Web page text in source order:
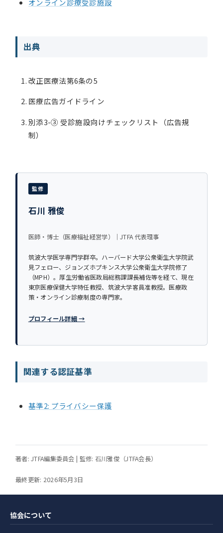
オンライン診療受診施設
出典
改正医療法第6条の5
医療広告ガイドライン
別添3-③ 受診施設向けチェックリスト（広告規
制）
監修
石川 雅俊
医師・博士（医療福祉経営学）｜JTFA 代表理事
筑波大学医学専門学群卒。ハーバード大学公衆衛生大学院武
見フェロー、ジョンズホプキンス大学公衆衛生大学院修了
（MPH）。厚生労働省医政局総務課課長補佐等を経て、現在
東京医療保健大学特任教授、筑波大学客員准教授。医療政
策・オンライン診療制度の専門家。
プロフィール詳細 →
関連する認証基準
基準2: プライバシー保護
著者: JTFA編集委員会 | 監修: 石川雅俊（JTFA会長）
最終更新: 2026年5月3日
協会について